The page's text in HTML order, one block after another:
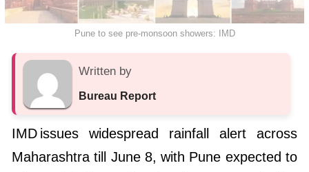
Pune to see pre-monsoon showers: IMD
Written by
Bureau Report
IMD issues widespread rainfall alert across
Maharashtra till June 8, with Pune expected to